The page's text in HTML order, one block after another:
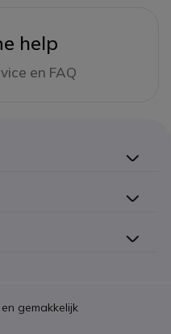
help
en FAQ
gemakkelijk